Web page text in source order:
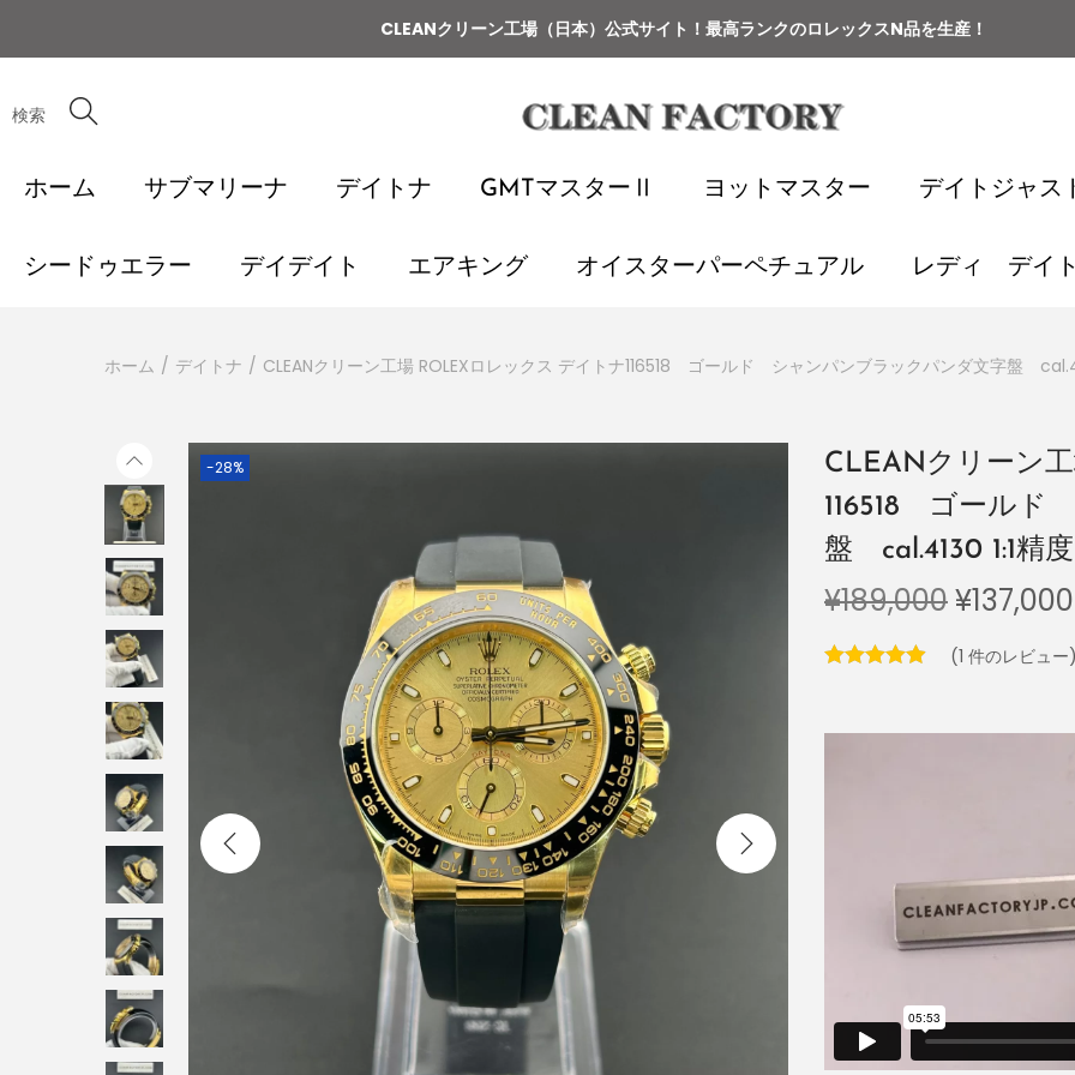
CLEANクリーン工場（日本）公式サイト ！ 最高ランクのロレックスN品を生産！
検索
ホーム サブマリーナ デイトナ GMTマスターⅡ ヨットマスター デイトジャス
シードゥエラー デイデイト エアキング オイスターパーペチュアル レディ デイ
ホーム / デイトナ / CLEANクリーン工場 ROLEXロレックス デイトナ116518 ゴールド シャンパンブラックパンダ文字盤
-28%
CLEANクリーン
116518 ゴールド
盤 cal.4130 1:1精度
¥189,000¥137,000
(1 件のレビュ